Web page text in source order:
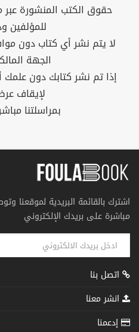
حقوق الكتب المنشورة
للمؤلفين
لا يتم نشر أي كتاب دون
الجهة
إذا تم نشر كتابك دون علمك
لإيقاف
بمراسلتنا
اشترك بالقائمة البريدية لموقعنا
مباشرة على بريدك الإلكتروني
اتصل بنا
انشر معنا
إدعمنا